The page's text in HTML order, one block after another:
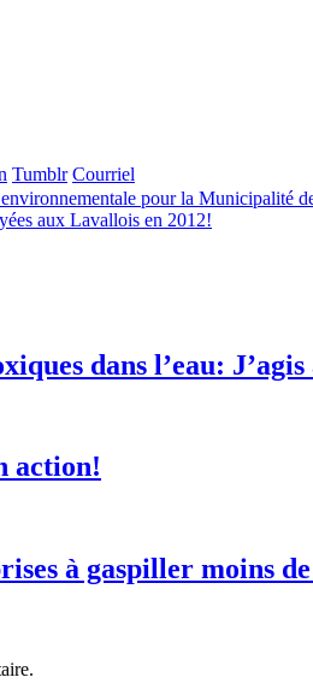
Tumblr Courriel
pour la Municipalité
aux Lavallois en 2012!
dans l’eau:
action!
à gaspiller moins